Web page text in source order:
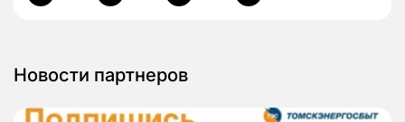
Новости партнеров